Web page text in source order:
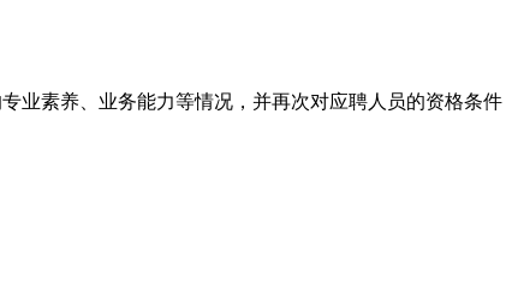
业素养、业务能力等情况，并再次对应聘人员的资格条件